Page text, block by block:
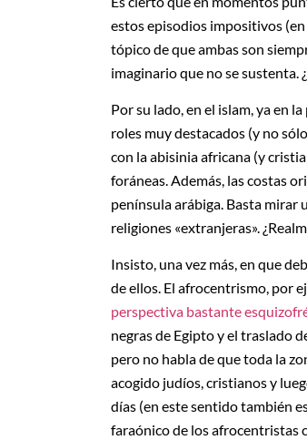
estos episodios impositivos
tópico de que ambas son
imaginario que no se sustenta.
Por su lado, en el islam, ya en
roles muy destacados (y no
con la abisinia africana (y
foráneas. Además, las costas
península arábiga. Basta mirar
religiones «extranjeras».
Insisto, una vez más, en que
de ellos. El afrocentrismo, por
perspectiva bastante
negras de Egipto y el traslado
pero no habla de que toda la
acogido judíos, cristianos y
días (en este sentido también
faraónico de los afrocentristas